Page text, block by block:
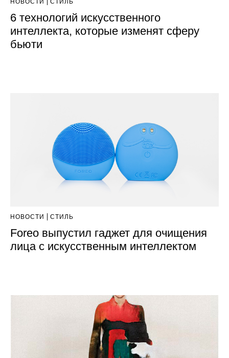
НОВОСТИ СТИЛЬ
6 технологий искусственного
интеллекта, которые изменят сферу
бьюти
НОВОСТИ СТИЛЬ
Foreo выпустил гаджет для очищения
лица с искусственным интеллектом